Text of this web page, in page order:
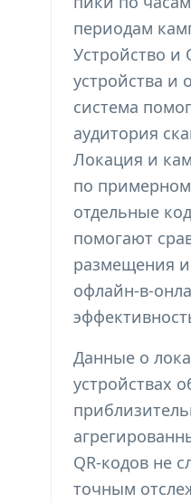
периодам
Устройство и
устройства и
система
аудитория
Локация и
по
отдельные
помогают
размещения
офлайн-в-
Данные о
устройствах
QR-кодов не
точным